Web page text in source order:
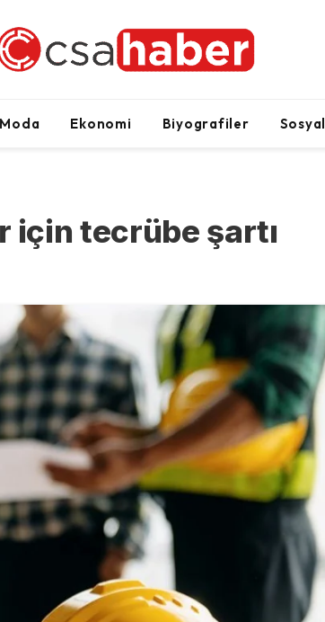
Ekonomi Biyografiler
için tecrübe şartı